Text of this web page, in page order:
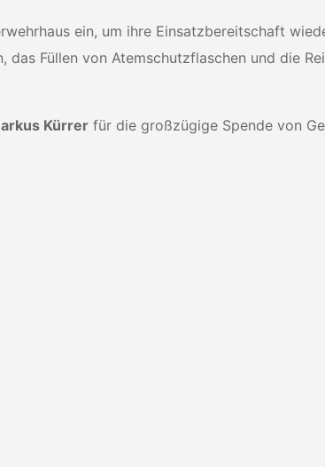
ein, um ihre Einsatzbereitschaft
Füllen von Atemschutzflaschen und die
Kürrer für die großzügige Spende von